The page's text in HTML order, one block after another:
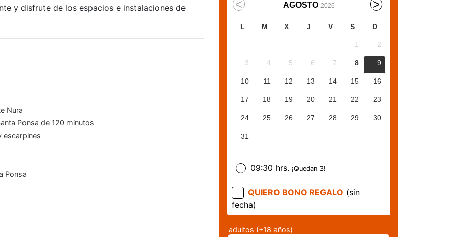
y disfrute de los espacios e instalaciones de
Nura
Ponsa de 120 minutos
escarpines
Ponsa
AGOSTO 2026
L M X J V S D
1 2
3 4 5 6 7 8 9
10 11 12 13 14 15 16
17 18 19 20 21 22 23
24 25 26 27 28 29 30
31
09:30 hrs. ¡Quedan 3!
QUIERO BONO REGALO (sin
fecha)
adultos (+18 años)